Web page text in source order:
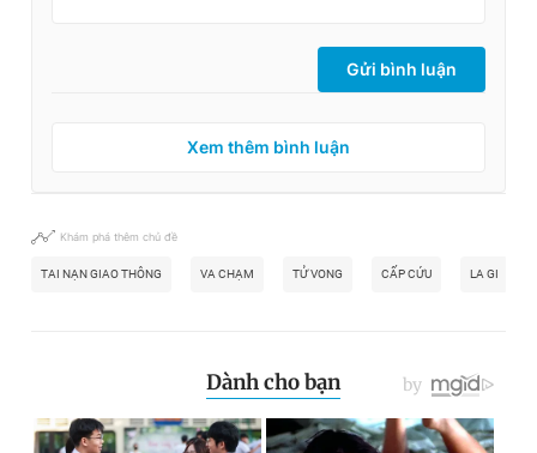
Gửi bình luận
Xem thêm bình luận
Khám phá thêm chủ đề
TAI NẠN GIAO THÔNG VA CHẠM TỬ VONG CẤP CỨU LA GI